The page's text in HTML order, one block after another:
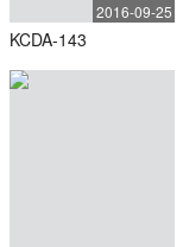
2016-09-25
KCDA-143